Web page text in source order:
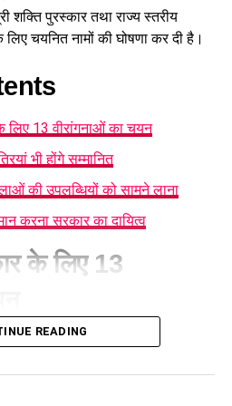
रखा जाएगा। योजना के मुताबिक, एक
और एक किशोरी को शामिल किया
जीवन में ज्यादा स्वतंत्रता और जिम्मेदारी
में कुल 16 घर विकसित किए
शक्ति पुरस्कार तथा राज्य स्तरीय
लिए चयनित नामों की घोषणा कर दी है।
लिए 13 वीरांगनाओं का चयन
भी होंगे सम्मानित
की उपलब्धियों को सामने लाना
करना सरकार का दायित्व
के लिए 13
विभागकी ओर से जारी सूची के
35 उत्कृष्ट आंगनबाड़ी कार्यकर्तियों को
READING